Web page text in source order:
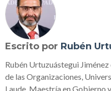
Escrito por Rubén
Rubén Urtuzuástegui
de las Organizaciones,
Laude. Maestría en Gobierno